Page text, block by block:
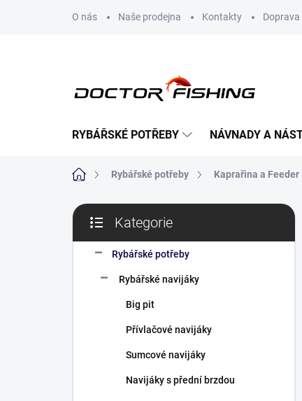
O nás Naše prodejna Kontakty
RYBÁŘSKÉ POTŘEBY NÁVNADY A
Domů Rybářské potřeby Kaprařina a Feeder
P
s
kategorie
Kategorie
Rybářské potřeby
Rybářské navijáky
Big pit
Přívlačové navijáky
Sumcové navijáky
Navijáky s přední brzdou